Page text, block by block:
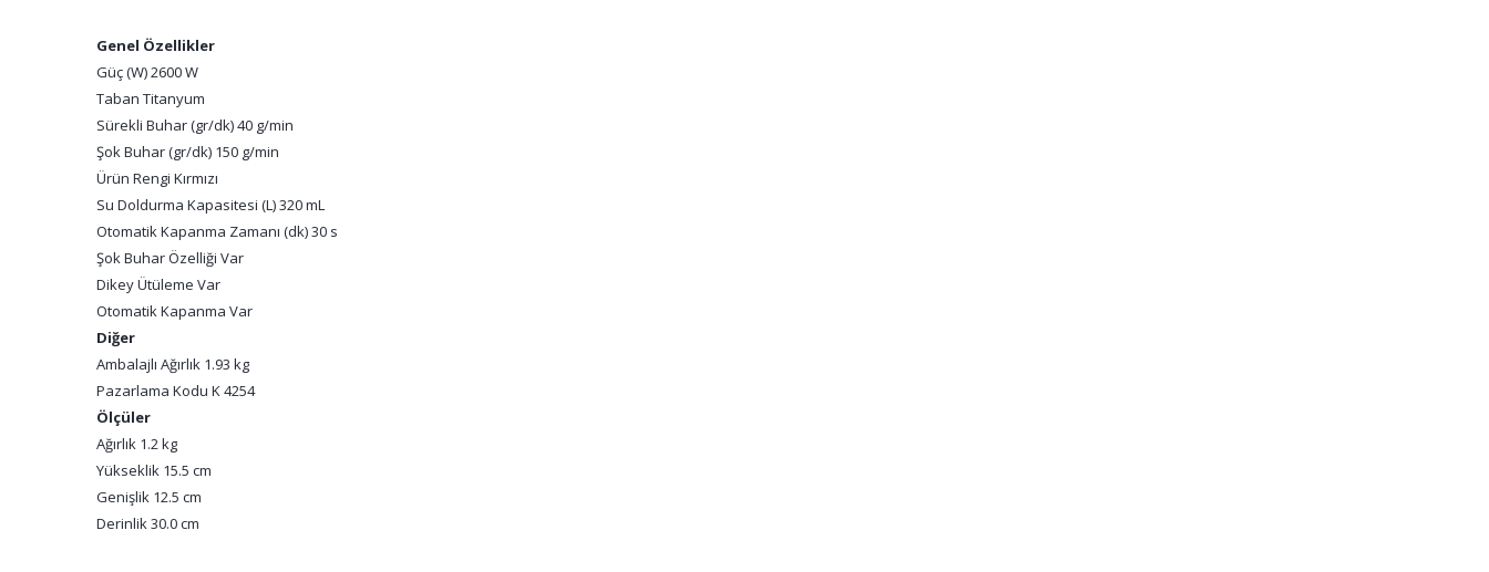
Genel Özellikler
Güç (W) 2600 W
Taban Titanyum
Sürekli Buhar (gr/dk) 40 g/min
Şok Buhar (gr/dk) 150 g/min
Ürün Rengi Kırmızı
Su Doldurma Kapasitesi (L) 320 mL
Otomatik Kapanma Zamanı (dk) 30 s
Şok Buhar Özelliği Var
Dikey Ütüleme Var
Otomatik Kapanma Var
Diğer
Ambalajlı Ağırlık 1.93 kg
Pazarlama Kodu K 4254
Ölçüler
Ağırlık 1.2 kg
Yükseklik 15.5 cm
Genişlik 12.5 cm
Derinlik 30.0 cm